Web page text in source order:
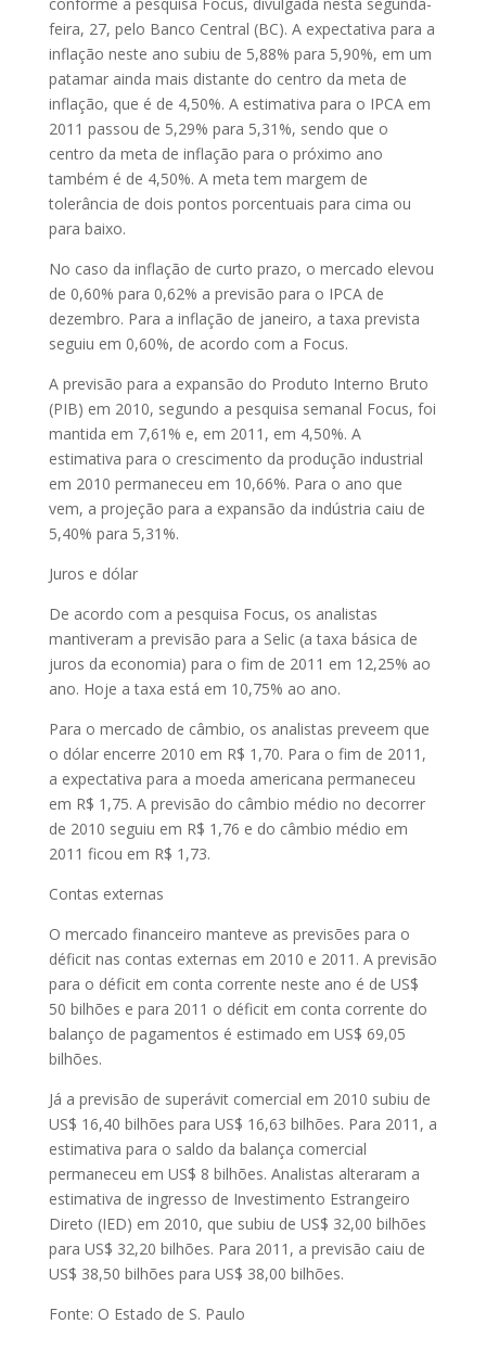
feira, 27, pelo Banco Central (BC). A expectativa para a
inflação neste ano subiu de 5,88% para 5,90%, em um
patamar ainda mais distante do centro da meta de
inflação, que é de 4,50%. A estimativa para o IPCA em
2011 passou de 5,29% para 5,31%, sendo que o
centro da meta de inflação para o próximo ano
também é de 4,50%. A meta tem margem de
tolerância de dois pontos porcentuais para cima ou
para baixo.
No caso da inflação de curto prazo, o mercado elevou
de 0,60% para 0,62% a previsão para o IPCA de
dezembro. Para a inflação de janeiro, a taxa prevista
seguiu em 0,60%, de acordo com a Focus.
A previsão para a expansão do Produto Interno Bruto
(PIB) em 2010, segundo a pesquisa semanal Focus, foi
mantida em 7,61% e, em 2011, em 4,50%. A
estimativa para o crescimento da produção industrial
em 2010 permaneceu em 10,66%. Para o ano que
vem, a projeção para a expansão da indústria caiu de
5,40% para 5,31%.
Juros e dólar
De acordo com a pesquisa Focus, os analistas
mantiveram a previsão para a Selic (a taxa básica de
juros da economia) para o fim de 2011 em 12,25% ao
ano. Hoje a taxa está em 10,75% ao ano.
Para o mercado de câmbio, os analistas preveem que
o dólar encerre 2010 em R$ 1,70. Para o fim de 2011,
a expectativa para a moeda americana permaneceu
em R$ 1,75. A previsão do câmbio médio no decorrer
de 2010 seguiu em R$ 1,76 e do câmbio médio em
2011 ficou em R$ 1,73.
Contas externas
O mercado financeiro manteve as previsões para o
déficit nas contas externas em 2010 e 2011. A previsão
para o déficit em conta corrente neste ano é de US$
50 bilhões e para 2011 o déficit em conta corrente do
balanço de pagamentos é estimado em US$ 69,05
bilhões.
Já a previsão de superávit comercial em 2010 subiu de
US$ 16,40 bilhões para US$ 16,63 bilhões. Para 2011, a
estimativa para o saldo da balança comercial
permaneceu em US$ 8 bilhões. Analistas alteraram a
estimativa de ingresso de Investimento Estrangeiro
Direto (IED) em 2010, que subiu de US$ 32,00 bilhões
para US$ 32,20 bilhões. Para 2011, a previsão caiu de
US$ 38,50 bilhões para US$ 38,00 bilhões.
Fonte: O Estado de S. Paulo